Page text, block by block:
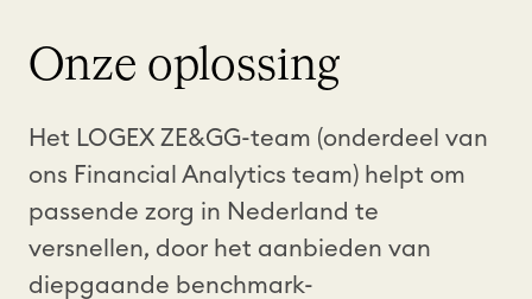
Onze oplossing
Het LOGEX ZE&GG-team (onderdeel van
ons Financial Analytics team) helpt om
passende zorg in Nederland te
versnellen, door het aanbieden van
diepgaande benchmark-